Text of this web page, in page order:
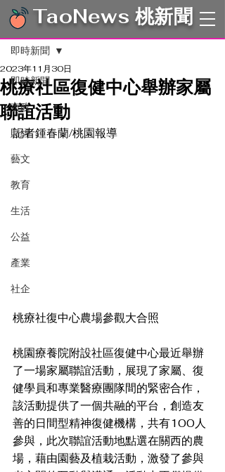
TaoNews 桃新聞
文章
即時新聞
市政
財經
藝文
教育
生活
公益
產業
社企
即時新聞
桃療社區復健中心舉辦家屬
聯誼活動
2023年11月30日
記者鍾春蘭/桃園報導
桃療社復中心農場參觀大合照
桃園療養院附設社區復健中心最近舉辦
了一場家屬聯誼活動，展現了家屬、復
健學員和專業醫療團隊間的緊密合作，
該活動提供了一個共融的平台，創造友
善的日間型精神復健機構，共有100人
參與，此次聯誼活動地點選在關西的農
場，藉由園藝及植栽活動，激發了參與